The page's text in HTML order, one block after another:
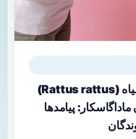
ساختار ژنتیکی موش سیاه (Rattus rattus)
پیامدها